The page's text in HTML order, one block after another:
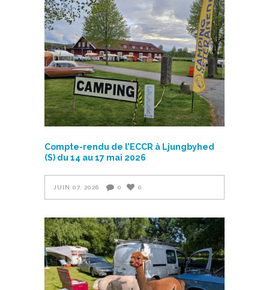
Compte-rendu de l’ECCR à Ljungbyhed
(S) du 14 au 17 mai 2026
JUIN 07, 2026 0 0